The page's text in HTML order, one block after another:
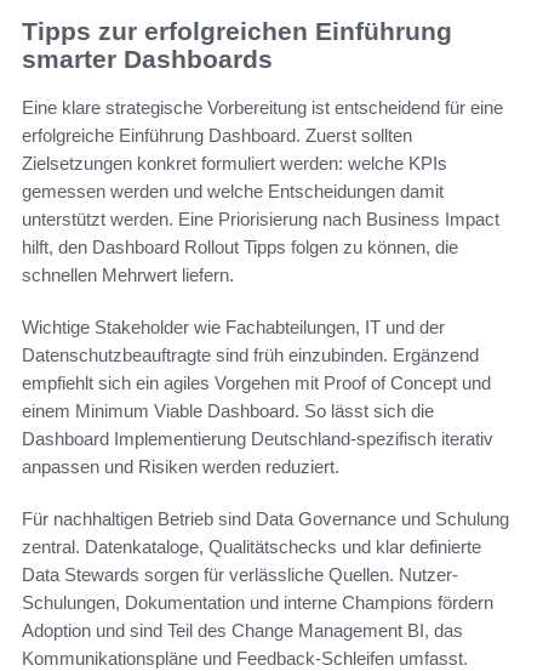
Tipps zur erfolgreichen Einführung
smarter Dashboards
Eine klare strategische Vorbereitung ist entscheidend für eine
erfolgreiche Einführung Dashboard. Zuerst sollten
Zielsetzungen konkret formuliert werden: welche KPIs
gemessen werden und welche Entscheidungen damit
unterstützt werden. Eine Priorisierung nach Business Impact
hilft, den Dashboard Rollout Tipps folgen zu können, die
schnellen Mehrwert liefern.
Wichtige Stakeholder wie Fachabteilungen, IT und der
Datenschutzbeauftragte sind früh einzubinden. Ergänzend
empfiehlt sich ein agiles Vorgehen mit Proof of Concept und
einem Minimum Viable Dashboard. So lässt sich die
Dashboard Implementierung Deutschland-spezifisch iterativ
anpassen und Risiken werden reduziert.
Für nachhaltigen Betrieb sind Data Governance und Schulung
zentral. Datenkataloge, Qualitätschecks und klar definierte
Data Stewards sorgen für verlässliche Quellen. Nutzer-
Schulungen, Dokumentation und interne Champions fördern
Adoption und sind Teil des Change Management BI, das
Kommunikationspläne und Feedback-Schleifen umfasst.